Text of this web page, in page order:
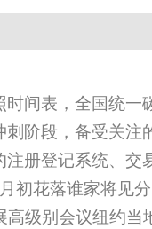
时间表，全国统
阶段，备受关注
册登记系统、交
初花落谁家将见
级别会议纽约当